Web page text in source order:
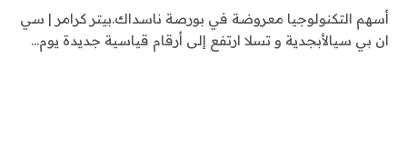
أسهم التكنولوجيا معروضة في بورصة ناسداك.بيتر كرامر | سي
ان بي سيالأبجدية و تسلا ارتفع إلى أرقام قياسية جديدة يوم…